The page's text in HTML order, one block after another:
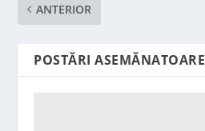
ANTERIOR
POSTĂRI ASEMĂNATOARE